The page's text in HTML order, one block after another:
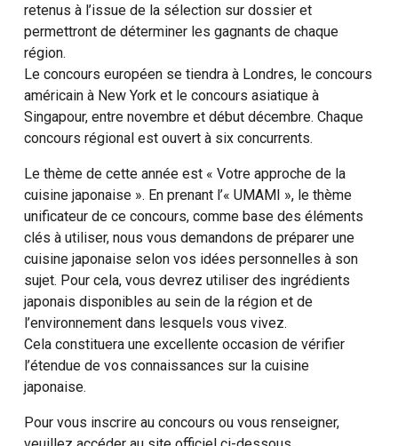
retenus à l’issue de la sélection sur dossier et
permettront de déterminer les gagnants de chaque
région.
Le concours européen se tiendra à Londres, le concours
américain à New York et le concours asiatique à
Singapour, entre novembre et début décembre. Chaque
concours régional est ouvert à six concurrents.
Le thème de cette année est « Votre approche de la
cuisine japonaise ». En prenant l’« UMAMI », le thème
unificateur de ce concours, comme base des éléments
clés à utiliser, nous vous demandons de préparer une
cuisine japonaise selon vos idées personnelles à son
sujet. Pour cela, vous devrez utiliser des ingrédients
japonais disponibles au sein de la région et de
l’environnement dans lesquels vous vivez.
Cela constituera une excellente occasion de vérifier
l’étendue de vos connaissances sur la cuisine
japonaise.
Pour vous inscrire au concours ou vous renseigner,